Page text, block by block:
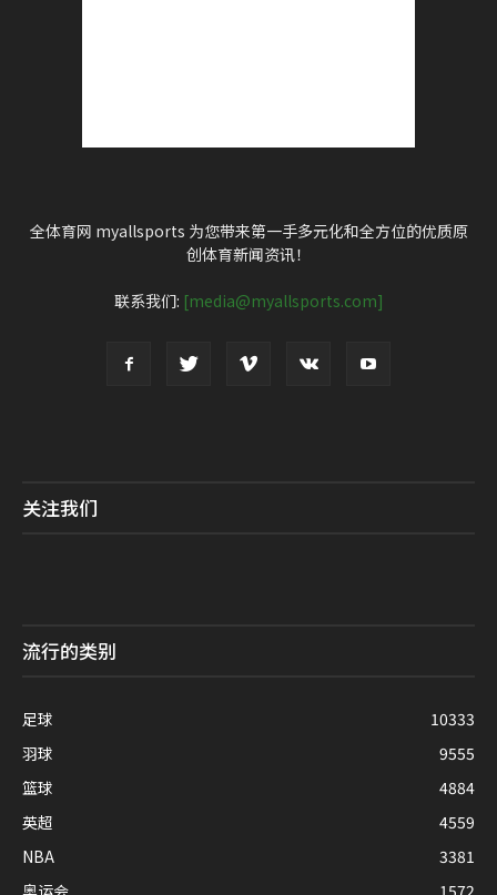
全体育网 myallsports 为您带来第一手多元化和全方位的优质原
创体育新闻资讯！
联系我们: [media@myallsports.com]
关注我们
流行的类别
足球
10333
羽球
9555
篮球
4884
英超
4559
NBA
3381